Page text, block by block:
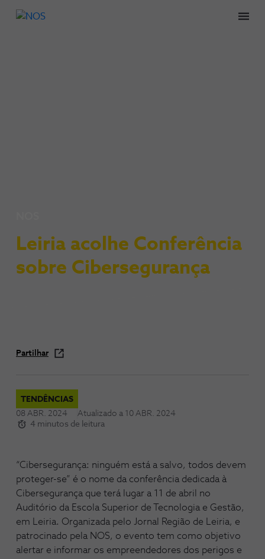
Leiria acolhe Conferência
sobre Cibersegurança
Partilhar
TENDÊNCIAS
08 ABR. 2024
Atualizado a 10 ABR. 2024
4 minutos de leitura
“Cibersegurança: ninguém está a salvo, todos devem
proteger-se” é o nome da conferência dedicada à
Cibersegurança que terá lugar a 11 de abril no
Auditório da Escola Superior de Tecnologia e Gestão,
em Leiria. Organizada pelo Jornal Região de Leiria, e
patrocinado pela NOS, o evento tem como objetivo
alertar e informar os empreendedores dos perigos e